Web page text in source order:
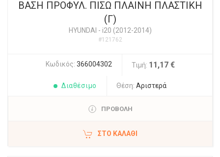
ΒΑΣΗ ΠΡΟΦΥΛ. ΠΙΣΩ ΠΛΑΙΝΗ ΠΛΑΣΤΙΚΗ
(Γ)
HYUNDAI - i20 (2012-2014)
#121762
Κωδικός: 366004302 Τιμή: 11,17 €
Διαθέσιμο Θέση: Αριστερά
ΠΡΟΒΟΛΗ
ΣΤΟ ΚΑΛΆΘΙ